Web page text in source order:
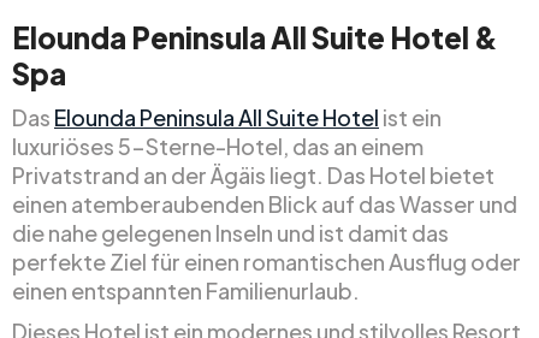
Elounda Peninsula All Suite Hotel &
Spa
Das Elounda Peninsula All Suite Hotel ist ein
luxuriöses 5-Sterne-Hotel, das an einem
Privatstrand an der Ägäis liegt. Das Hotel bietet
einen atemberaubenden Blick auf das Wasser und
die nahe gelegenen Inseln und ist damit das
perfekte Ziel für einen romantischen Ausflug oder
einen entspannten Familienurlaub.
Dieses Hotel ist ein modernes und stilvolles Resort